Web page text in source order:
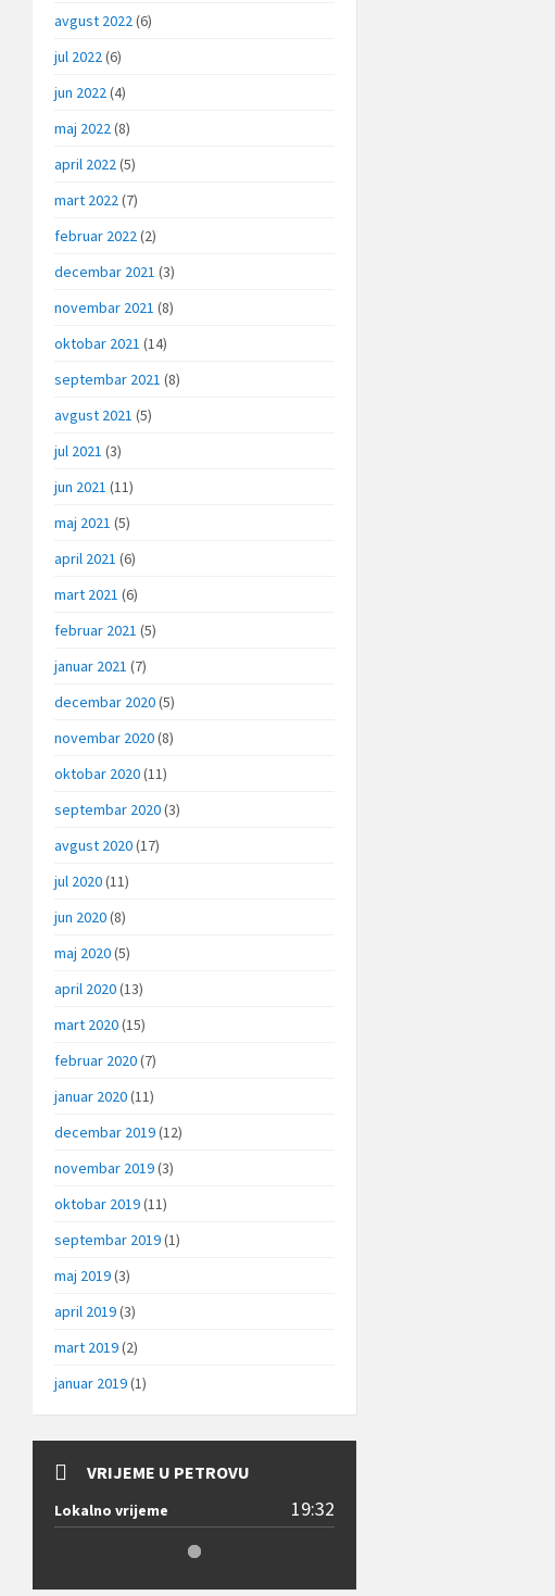
avgust 2022(6)
jul 2022(6)
jun 2022(4)
maj 2022(8)
april 2022(5)
mart 2022(7)
februar 2022(2)
decembar 2021 (3)
novembar 2021 (8)
oktobar 2021 (14)
septembar 2021 (8)
avgust 2021 (5)
jul 2021 (3)
jun 2021 (11)
maj 2021 (5)
april 2021 (6)
mart 2021 (6)
februar 2021 (5)
januar 2021 (7)
decembar 2020(5)
novembar 2020(8)
oktobar 2020(11)
septembar 2020(3)
avgust 2020(17)
jul 2020(11)
jun 2020(8)
maj 2020(5)
april 2020(13)
mart 2020(15)
februar 2020(7)
januar 2020(11)
decembar 2019(12)
novembar 2019(3)
oktobar 2019(11)
septembar 2019(1)
maj 2019(3)
april 2019(3)
mart 2019(2)
januar 2019(1)
VRIJEME U PETROVU
Lokalno vrijeme 19:32